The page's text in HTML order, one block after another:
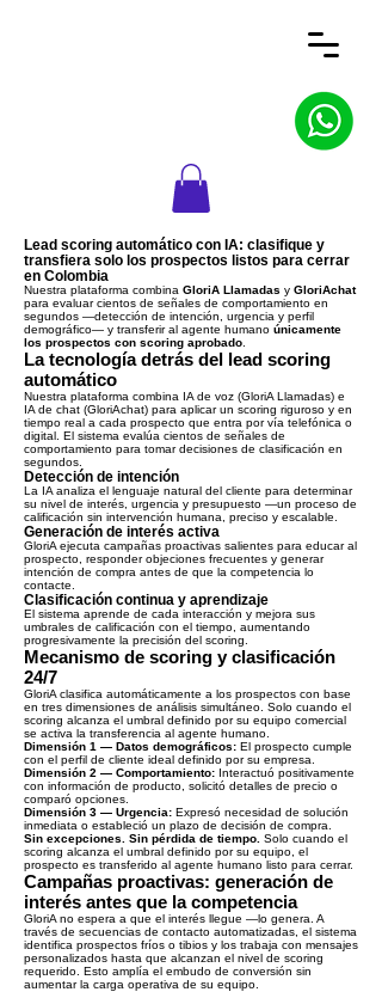
Lead scoring automático con IA: clasifique y
transfiera solo los prospectos listos para cerrar
en Colombia
Nuestra plataforma combina GloriA Llamadas y GloriAchat
para evaluar cientos de señales de comportamiento en
segundos —detección de intención, urgencia y perfil
demográfico— y transferir al agente humano únicamente
los prospectos con scoring aprobado
La tecnología detrás del lead scoring
automático
Nuestra plataforma combina IA de voz (GloriA Llamadas) e
IA de chat (GloriAchat) para aplicar un scoring riguroso y en
tiempo real a cada prospecto que entra por vía telefónica o
digital. El sistema evalúa cientos de señales de
comportamiento para tomar decisiones de clasificación en
segundos.
Detección de intención
La IA analiza el lenguaje natural del cliente para determinar
su nivel de interés, urgencia y presupuesto —un proceso de
calificación sin intervención humana, preciso y escalable.
Generación de interés activa
GloriA ejecuta campañas proactivas salientes para educar al
prospecto, responder objeciones frecuentes y generar
intención de compra antes de que la competencia lo
contacte.
Clasificación continua y aprendizaje
El sistema aprende de cada interacción y mejora sus
umbrales de calificación con el tiempo, aumentando
progresivamente la precisión del scoring.
Mecanismo de scoring y clasificación
24/7
GloriA clasifica automáticamente a los prospectos con base
en tres dimensiones de análisis simultáneo. Solo cuando el
scoring alcanza el umbral definido por su equipo comercial
se activa la transferencia al agente humano.
Dimensión 1 — Datos demográficos: El prospecto cumple
con el perfil de cliente ideal definido por su empresa.
Dimensión 2 — Comportamiento: Interactuó positivamente
con información de producto, solicitó detalles de precio o
comparó opciones.
Dimensión 3 — Urgencia: Expresó necesidad de solución
inmediata o estableció un plazo de decisión de compra.
Sin excepciones. Sin pérdida de tiempo. Solo cuando el
scoring alcanza el umbral definido por su equipo, el
prospecto es transferido al agente humano listo para cerrar.
Campañas proactivas: generación de
interés antes que la competencia
GloriA no espera a que el interés llegue —lo genera. A
través de secuencias de contacto automatizadas, el sistema
identifica prospectos fríos o tibios y los trabaja con mensajes
personalizados hasta que alcanzan el nivel de scoring
requerido. Esto amplía el embudo de conversión sin
aumentar la carga operativa de su equipo.